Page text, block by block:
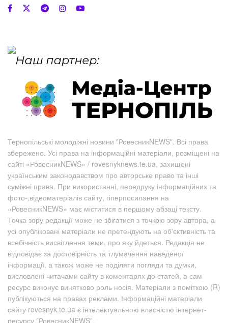
Тернопільські молодіжні новини "РовесникNEWS". Всі права
збережено. Усі права на інформаційні матеріали, розміщені на
сайті «РовесникNEWS» / rovesnyknews.te.ua, захищені
українським законодавством про авторське право та інші
суміжні права. При використанні, передруку інформаційних та
фото-,відеоматеріалів сайту, гіперпосилання на
«РовесникNEWS» має міститися в першому абзаці тексту.
Точка зору редакції може не збігатися з точкою зору автора, а
усі опубліковані матеріали не претендують на об'єктивність та
всебічність висвітлення теми, про яку йдеться. Редакція не
відповідає за достовірність та тлумачення наведеної
інформації, а також може не поділяти погляди та думки,
висловлені читачами сайту в коментарях до статей, а сам
ресурс виконує винятково роль носія. Матеріали з поміткою (R)
публікуються на правах реклами. Інформаційні матеріали
сайту rovesnyk.te.ua є інтелектуальною власністю інтернет-
ресурсу "РовесникNEWS".